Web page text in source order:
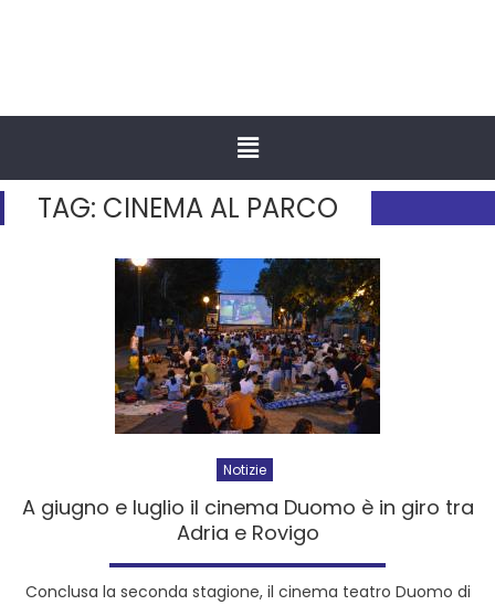
TAG: CINEMA AL PARCO
Notizie
A giugno e luglio il cinema Duomo è in giro tra
Adria e Rovigo
Conclusa la seconda stagione, il cinema teatro Duomo di